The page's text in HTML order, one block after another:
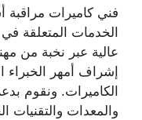
فني كاميرات مراقبة
الخدمات المتعلقة
عالية عبر نخبة من
إشراف أمهر
الكاميرات. ونقوم
والمعدات والتقنيات